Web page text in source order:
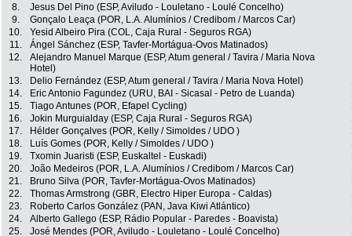
8.
Jesus Del Pino (ESP, Aviludo - Louletano - Loulé Concelho)
9.
Gonçalo Leaça (POR, L.A. Alumínios / Credibom / Marcos Car)
10.
Yesid Albeiro Pira (COL, Caja Rural - Seguros RGA)
11.
Ángel Sánchez (ESP, Tavfer-Mortágua-Ovos Matinados)
12.
Alejandro Manuel Marque (ESP, Atum general / Tavira / Maria Nova
Hotel)
13. Delio Fernández (ESP, Atum general / Tavira / Maria Nova Hotel)
14.
Eric Antonio Fagundez (URU, BAI - Sicasal - Petro de Luanda)
15.
Tiago Antunes (POR, Efapel Cycling)
16.
Jokin Murguialday (ESP, Caja Rural - Seguros RGA)
17.
Hélder Gonçalves (POR, Kelly / Simoldes / UDO )
18.
Luís Gomes (POR, Kelly / Simoldes / UDO )
19.
Txomin Juaristi (ESP, Euskaltel - Euskadi)
20.
João Medeiros (POR, L.A. Alumínios / Credibom / Marcos Car)
21.
Bruno Silva (POR, Tavfer-Mortágua-Ovos Matinados)
22.
Thomas Armstrong (GBR, Electro Hiper Europa - Caldas)
23.
Roberto Carlos González (PAN, Java Kiwi Atlántico)
24.
Alberto Gallego (ESP, Rádio Popular - Paredes - Boavista)
25.
José Mendes (POR, Aviludo - Louletano - Loulé Concelho)